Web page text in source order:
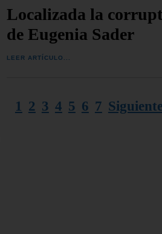
Localizada la
de Eugenia Sader
LEER ARTÍCULO...
1 2 3 4 5 6 7